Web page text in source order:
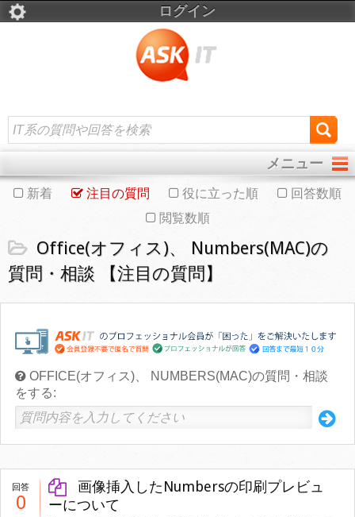
ログイン
メニュー
新着 注目の質問 役に立った順
回答数順
閲覧数順
Office(オフィス)、 Numbers(MAC)の
質問・相談 【注目の質問】
OFFICE(オフィス)、 NUMBERS(MAC)の質問・相談
をする:
回答
0
画像挿入したNumbersの印刷プレビュ
ーについて